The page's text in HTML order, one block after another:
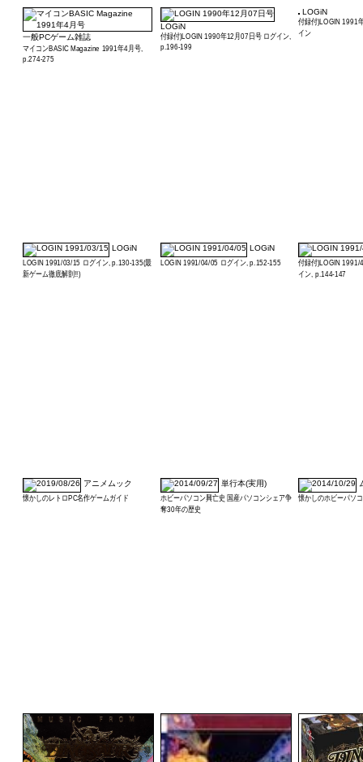
一般PCゲーム雑誌
マイコンBASIC Magazine 1991年4月号,
p.274-275
LOGiN
付録付)LOGIN 1990年12月07日号 ログイン,
p.196-199
LOGiN
付録付)LOGIN 1991
イン
LOGiN
LOGIN 1991/03/15 ログイン, p.130-135(最
新ゲーム徹底解剖!!)
LOGiN
LOGIN 1991/04/05 ログイン, p.152-155
付録付)LOGIN 1991/
イン, p.144-147
アニメムック
懐かしのレトロPC名作ゲームガイド
単行本(実用)
ホビーパソコン興亡史 国産パソコンシェア争
奪30年の歴史
懐かしのホビーパソ